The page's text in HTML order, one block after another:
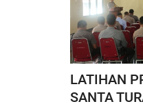
LATIHAN
SANTA